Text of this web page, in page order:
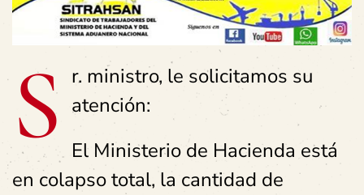
S r. ministro, le solicitamos su
atención:
El Ministerio de Hacienda está
en colapso total, la cantidad de